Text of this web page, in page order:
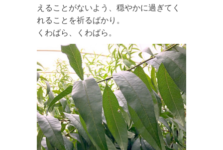
えることがないよう、穏やかに過ぎてく
れることを祈るばかり。
くわばら、くわばら。